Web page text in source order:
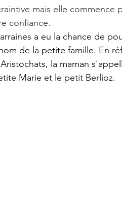
mais elle commence
confiance.
a eu la chance de
de la petite famille. En
la maman
Marie et le petit Berlioz.